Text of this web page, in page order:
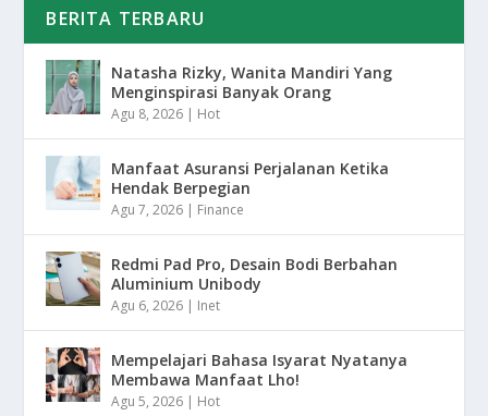
BERITA TERBARU
Natasha Rizky, Wanita Mandiri Yang
Menginspirasi Banyak Orang
Agu 8, 2026 | Hot
Manfaat Asuransi Perjalanan Ketika
Hendak Berpegian
Agu 7, 2026 | Finance
Redmi Pad Pro, Desain Bodi Berbahan
Aluminium Unibody
Agu 6, 2026 | Inet
Mempelajari Bahasa Isyarat Nyatanya
Membawa Manfaat Lho!
Agu 5, 2026 | Hot